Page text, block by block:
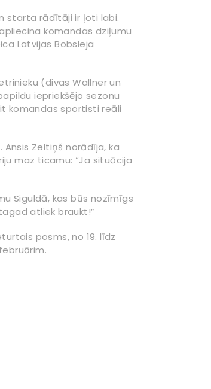
starta rādītāji ir ļoti labi.
komandas dziļumu
Latvijas Bobsleja
(divas Wallner un
iepriekšējo sezonu
komandas sportisti reāli
Zeltiņš norādīja, ka
maz ticamu: “Ja situācija
Siguldā, kas būs nozīmīgs
atliek braukt!”
posms, no 19. līdz